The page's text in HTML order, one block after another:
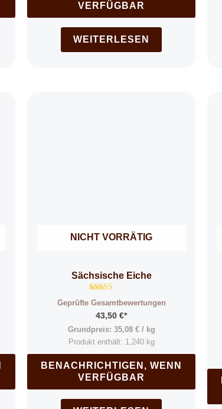
VERFÜGBAR
WEITERLESEN
NICHT VORRÄTIG
Sächsische Eiche
Bewertet mit
5.00
von 5
Geprüfte Gesamtbewertungen
43,50 €*
Grundpreis: 35,08 €/ kg
Produkt enthält: 1,240 kg
BENACHRICHTIGEN, WENN
VERFÜGBAR